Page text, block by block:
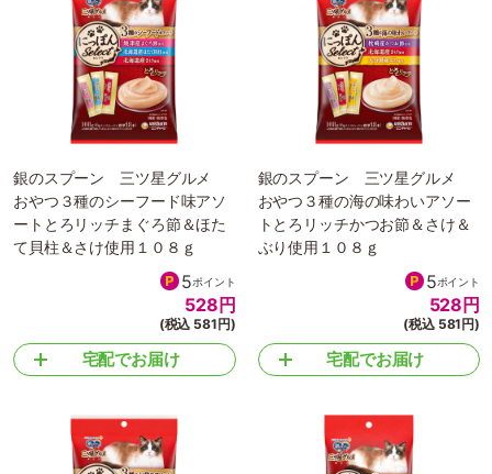
銀のスプーン 三ツ星グルメ
おやつ３種のシーフード味アソ
ートとろリッチまぐろ節＆ほた
て貝柱＆さけ使用１０８ｇ
5ポイント
528 円
(税込 581円)
宅配でお届け
銀のスプーン 三ツ星グルメ
おやつ３種の海の味わいアソー
トとろリッチかつお節＆さけ＆
ぶり使用１０８ｇ
5ポイント
528 円
(税込 581円)
宅配でお届け